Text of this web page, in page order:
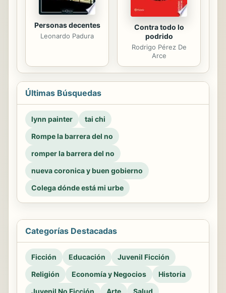
Personas decentes
Leonardo Padura
Contra todo lo
podrido
Rodrigo Pérez De
Arce
Últimas Búsquedas
lynn painter
tai chi
Rompe la barrera del no
romper la barrera del no
nueva coronica y buen gobierno
Colega dónde está mi urbe
Categorías Destacadas
Ficción Educación
Juvenil Ficción
Religión
Economía y Negocios
Historia
Juvenil No Ficción
Arte Salud